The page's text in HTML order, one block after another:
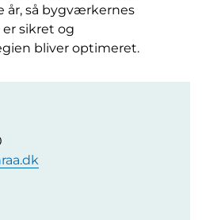
år, så bygværkernes
sikret og
bliver optimeret.